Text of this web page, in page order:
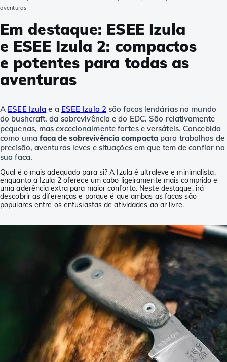
aventuras
Em destaque: ESEE Izula
e ESEE Izula 2: compactos
e potentes para todas as
aventuras
A ESEE Izula e a ESEE Izula 2são facas lendárias no mundo
do bushcraft, da sobrevivência e do EDC. São relativamente
pequenas, mas excecionalmente fortes e versáteis. Concebida
como uma faca de sobrevivência compactapara trabalhos de
precisão, aventuras leves e situações em que tem de confiar na
sua faca.
Qual é o mais adequado para si? A Izula é ultraleve e minimalista,
enquanto a Izula 2 oferece um cabo ligeiramente mais comprido e
uma aderência extra para maior conforto. Neste destaque, irá
descobrir as diferenças e porque é que ambas as facas são
populares entre os entusiastas de atividades ao ar livre.